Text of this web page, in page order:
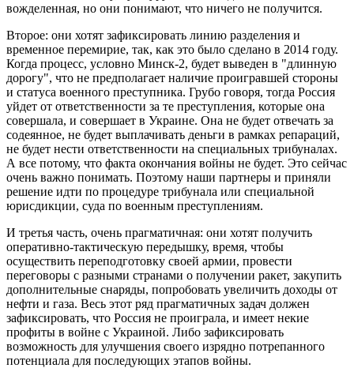
вожделенная, но они понимают, что ничего не получится.
Второе: они хотят зафиксировать линию разделения и
временное перемирие, так, как это было сделано в 2014 году.
Когда процесс, условно Минск-2, будет выведен в "длинную
дорогу", что не предполагает наличие проигравшей стороны
и статуса военного преступника. Грубо говоря, тогда Россия
уйдет от ответственности за те преступления, которые она
совершала, и совершает в Украине. Она не будет отвечать за
содеянное, не будет выплачивать деньги в рамках репараций,
не будет нести ответственности на специальных трибуналах.
А все потому, что факта окончания войны не будет. Это сейчас
очень важно понимать. Поэтому наши партнеры и приняли
решение идти по процедуре трибунала или специальной
юрисдикции, суда по военным преступлениям.
И третья часть, очень прагматичная: они хотят получить
оперативно-тактическую передышку, время, чтобы
осуществить переподготовку своей армии, провести
переговоры с разными странами о получении ракет, закупить
дополнительные снаряды, попробовать увеличить доходы от
нефти и газа. Весь этот ряд прагматичных задач должен
зафиксировать, что Россия не проиграла, и имеет некие
профиты в войне с Украиной. Либо зафиксировать
возможность для улучшения своего изрядно потрепанного
потенциала для последующих этапов войны.